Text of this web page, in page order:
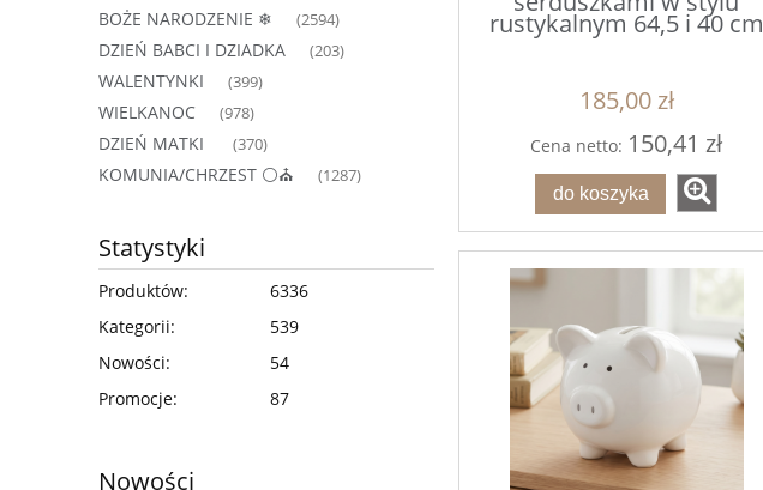
BOŻE NARODZENIE ❄ (2594)
DZIEŃ BABCI I DZIADKA (203)
WALENTYNKI (399)
WIELKANOC (978)
DZIEŃ MATKI (370)
KOMUNIA/CHRZEST ⚪⛪ (1287)
Statystyki
Produktów:
6336
Kategorii:
539
Nowości:
54
Promocje:
87
Nowości
rustykalnym 64,5 i 40 cm
185,00 zł
Cena netto: 150,41 zł
do koszyka